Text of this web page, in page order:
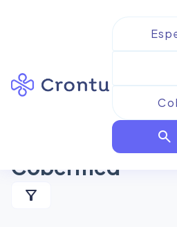
search
Resultados para
Anestesiología
Cobermed
filter_alt